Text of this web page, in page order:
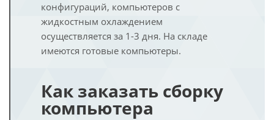
конфигураций, компьютеров с
жидкостным охлаждением
осуществляется за 1-3 дня. На складе
имеются готовые компьютеры.
Как заказать сборку
компьютера